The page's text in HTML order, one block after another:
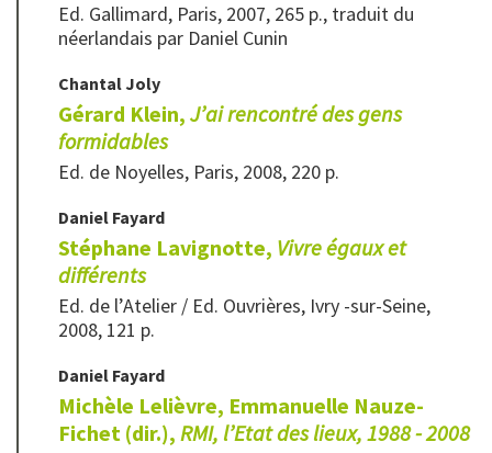
Ed. Gallimard, Paris, 2007, 265 p., traduit du
néerlandais par Daniel Cunin
ChantalJoly
Gérard Klein, J’ai rencontré des gens
formidables
Ed. de Noyelles, Paris, 2008, 220 p.
Daniel Fayard
Stéphane Lavignotte, Vivre égaux et
différents
Ed. de l’Atelier / Ed. Ouvrières, Ivry -sur-Seine,
2008, 121 p.
Daniel Fayard
Michèle Lelièvre, Emmanuelle Nauze-
Fichet (dir.), RMI, l’Etat des lieux, 1988 - 2008